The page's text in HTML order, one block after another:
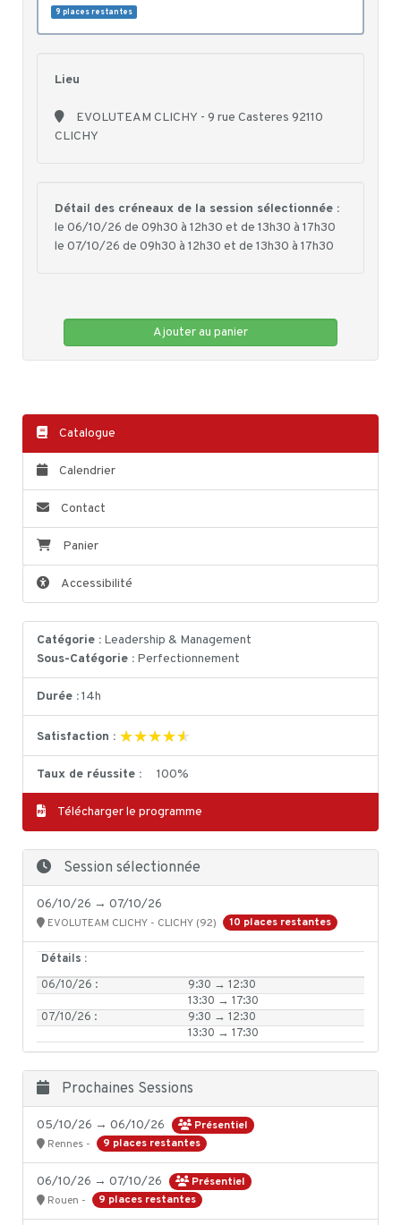
9 places restantes
Lieu
CLICHY
Détail des créneaux de la session sélectionnée :
le 06/10/26 de 09h30 à 12h30 et de 13h30 à 17h30
le 07/10/26 de 09h30 à 12h30 et de 13h30 à 17h30
Ajouter au panier
Catalogue
Calendrier
Contact
Panier
Accessibilité
Catégorie : Leadership & Management
Sous-Catégorie : Perfectionnement
Durée :14h
Satisfaction : ★★★★★
★★★★★
Taux de réussite : 100%
Télécharger le programme
Session sélectionnée
06/10/26 → 07/10/26
EVOLUTEAM CLICHY - CLICHY (92) 10 places restantes
Détails :
06/10/26 :
9:30 → 12:30
13:30 → 17:30
07/10/26 :
9:30 → 12:30
13:30 → 17:30
Prochaines Sessions
05/10/26 → 06/10/26
Présentiel
Rennes -
9 places restantes
06/10/26 → 07/10/26
Présentiel
Rouen -
9 places restantes